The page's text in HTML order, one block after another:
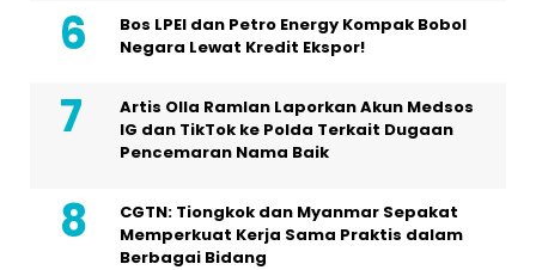
Bos LPEI dan Petro Energy Kompak Bobol
Negara Lewat Kredit Ekspor!
Artis Olla Ramlan Laporkan Akun Medsos
IG dan TikTok ke Polda Terkait Dugaan
Pencemaran Nama Baik
CGTN: Tiongkok dan Myanmar Sepakat
Memperkuat Kerja Sama Praktis dalam
Berbagai Bidang